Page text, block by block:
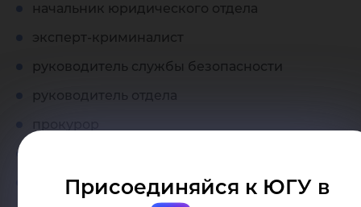
Присоединяйся к ЮГУ в
начальник юридического отдела
эксперт-криминалист
руководитель службы безопасности
руководитель отдела
нотариус